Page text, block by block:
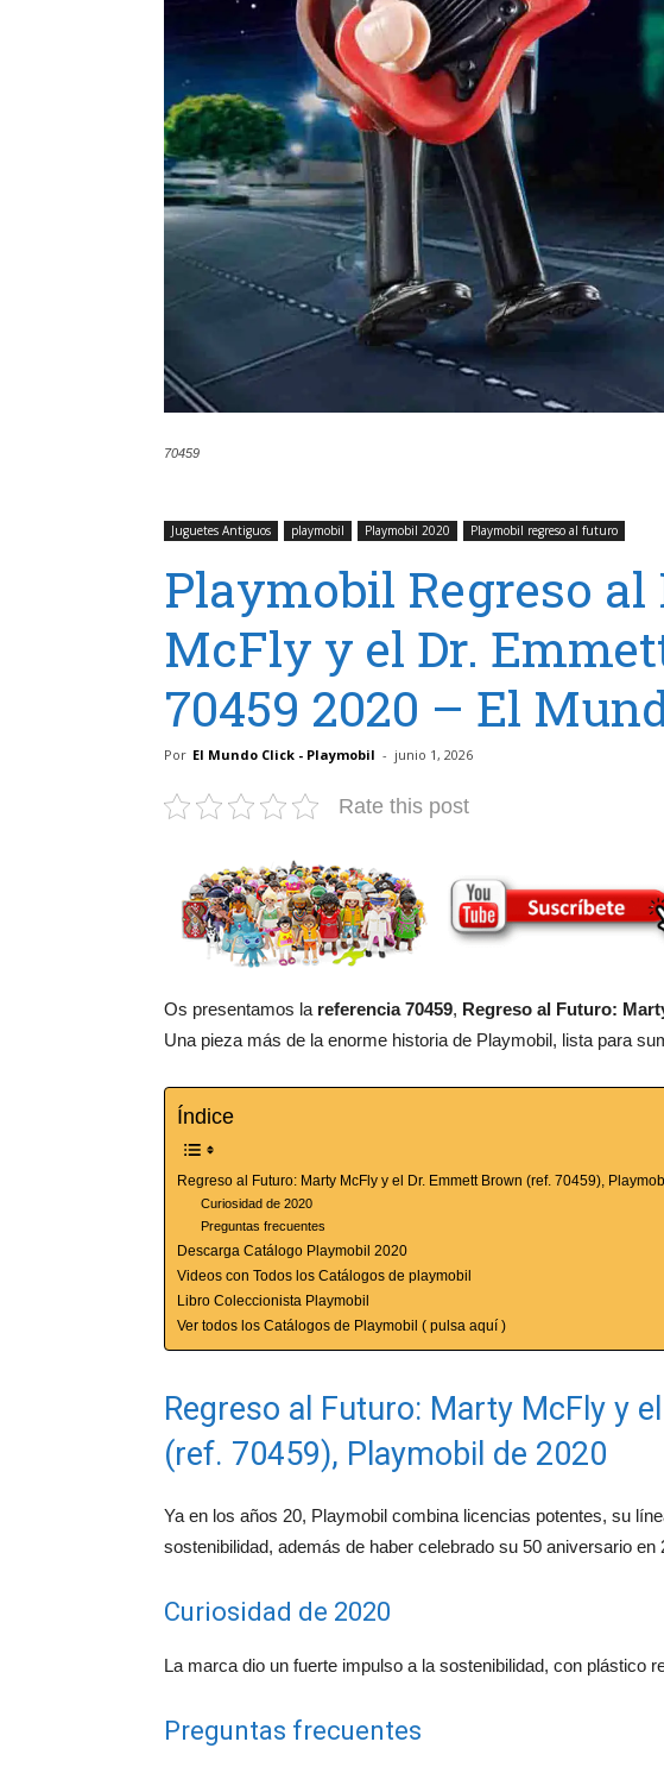
70459
Juguetes Antiguos playmobil Playmobil 2020 Playmobil regreso al futuro
Playmobil Regreso
McFly y el Dr.
70459 2020 – El
Por El Mundo Click - Playmobil - junio 1, 2026
Rate this post
Os presentamos la referencia 70459, Regreso al Futuro:
Una pieza más de la enorme historia de Playmobil, lista para
Índice
Regreso al Futuro: Marty McFly y el Dr. Emmett Brown (ref. 70459),
Curiosidad de 2020
Preguntas frecuentes
Descarga Catálogo Playmobil 2020
Videos con Todos los Catálogos de playmobil
Libro Coleccionista Playmobil
Ver todos los Catálogos de Playmobil ( pulsa aquí )
Regreso al Futuro: Marty McFly y
(ref. 70459), Playmobil de 2020
Ya en los años 20, Playmobil combina licencias potentes, su
sostenibilidad, además de haber celebrado su 50 aniversario en
Curiosidad de 2020
La marca dio un fuerte impulso a la sostenibilidad, con plástico
Preguntas frecuentes